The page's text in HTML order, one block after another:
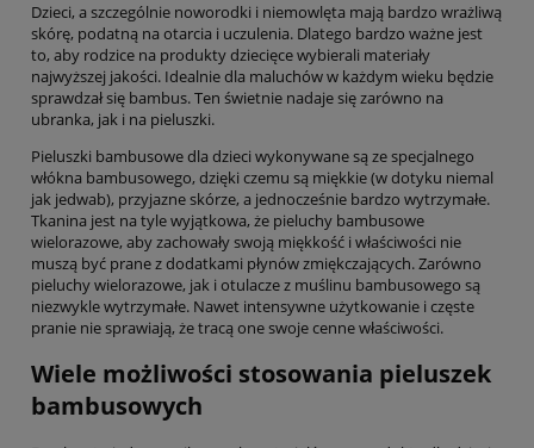
Dzieci, a szczególnie noworodki i niemowlęta mają bardzo wrażliwą
skórę, podatną na otarcia i uczulenia. Dlatego bardzo ważne jest
to, aby rodzice na produkty dziecięce wybierali materiały
najwyższej jakości. Idealnie dla maluchów w każdym wieku będzie
sprawdzał się bambus. Ten świetnie nadaje się zarówno na
ubranka, jak i na pieluszki.
Pieluszki bambusowe dla dzieci wykonywane są ze specjalnego
włókna bambusowego, dzięki czemu są miękkie (w dotyku niemal
jak jedwab), przyjazne skórze, a jednocześnie bardzo wytrzymałe.
Tkanina jest na tyle wyjątkowa, że pieluchy bambusowe
wielorazowe, aby zachowały swoją miękkość i właściwości nie
muszą być prane z dodatkami płynów zmiękczających. Zarówno
pieluchy wielorazowe, jak i otulacze z muślinu bambusowego są
niezwykle wytrzymałe. Nawet intensywne użytkowanie i częste
pranie nie sprawiają, że tracą one swoje cenne właściwości.
Wiele możliwości stosowania pieluszek
bambusowych